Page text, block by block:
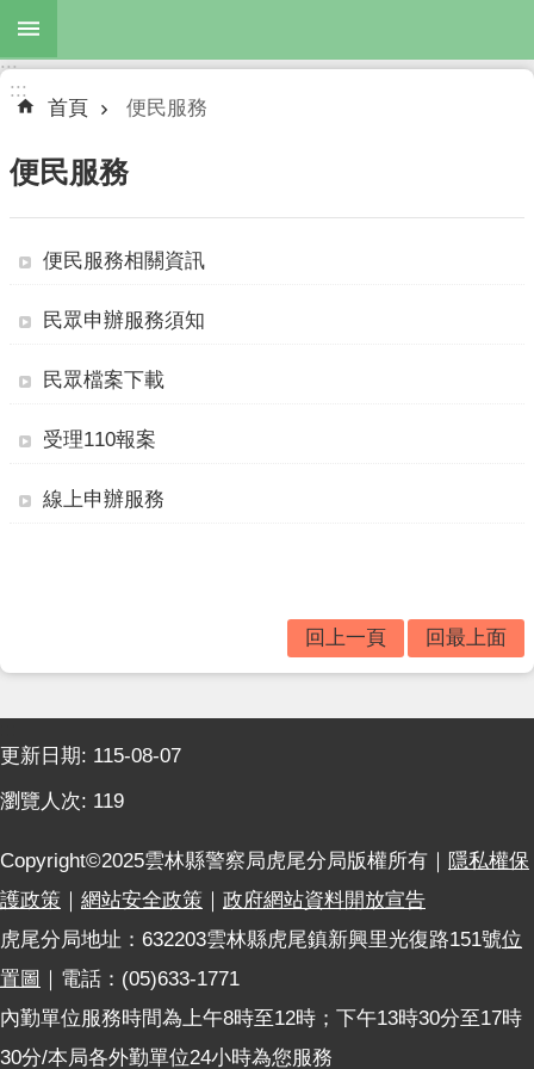
跳到主要內容區塊
階
尋
公
欄
機
簡
主
場
便
民
務
政
府
資
訊
公
:::
:::
首頁 便民服務
便民服務
便民服務相關資訊
民眾申辦服務須知
民眾檔案下載
受理110報案
線上申辦服務
回上一頁 回最上面
更新日期: 115-08-07
瀏覽人次: 119
Copyright©2025雲林縣警察局虎尾分局版權所有｜ 隱私權保
護政策 ｜ 網站安全政策 ｜ 政府網站資料開放宣告
虎尾分局地址：632203雲林縣虎尾鎮新興里光復路151號位
置圖 ｜電話：(05)633-1771
內勤單位服務時間為上午8時至12時；下午13時30分至17時
30分/本局各外勤單位24小時為您服務